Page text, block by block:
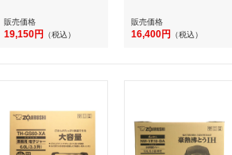
販売価格
19,150円 （税込）
販売価格
16,400円 （税込）